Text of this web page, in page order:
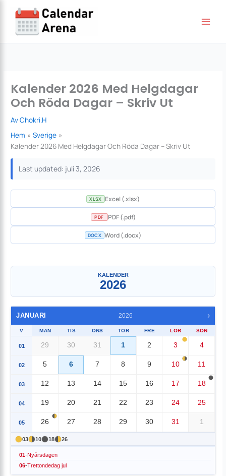
innehåll
Kalender 2026 Med Helgdagar
Och Röda Dagar – Skriv Ut
AvChokri.H
Hem
Sverige
Kalender 2026 Med Helgdagar Och Röda Dagar – Skriv Ut
Last updated: juli 3, 2026
XLSX Excel (.xlsx)
PDF PDF (.pdf)
DOCX Word (.docx)
KALENDER
2026
JANUARI 2026 ›
V MAN TIS ONS TOR FRE LOR SON
01 29 30 31 1 2 3 4
02 5 6 7 8 9 10 11
03 12 13 14 15 16 17 18
04 19 20 21 22 23 24 25
05 26 27 28 29 30 31 1
03 10 18 26
01-Nyårsdagen
06-Trettondedag jul